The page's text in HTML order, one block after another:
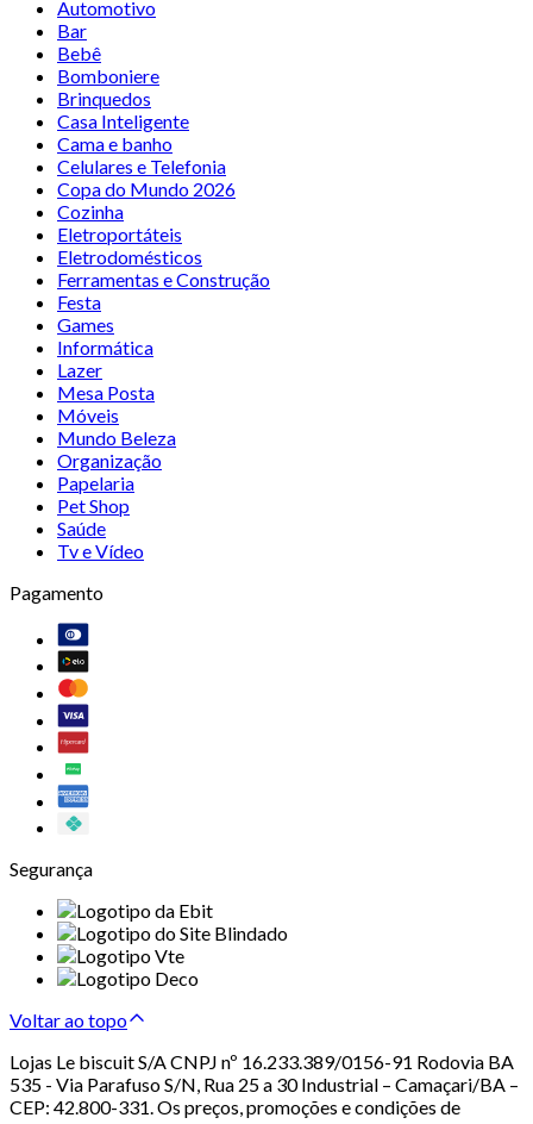
Automotivo
Bar
Bebê
Bomboniere
Brinquedos
Casa Inteligente
Cama e banho
Celulares e Telefonia
Copa do Mundo 2026
Cozinha
Eletroportáteis
Eletrodomésticos
Ferramentas e Construção
Festa
Games
Informática
Lazer
Mesa Posta
Móveis
Mundo Beleza
Organização
Papelaria
Pet Shop
Saúde
Tv e Vídeo
Pagamento
Segurança
Voltar ao topo
Lojas Le biscuit S/A CNPJ nº 16.233.389/0156-91 Rodovia BA
535 - Via Parafuso S/N, Rua 25 a 30 Industrial – Camaçari/BA –
CEP: 42.800-331. Os preços, promoções e condições de